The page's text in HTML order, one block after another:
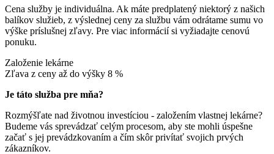
Cena služby je individuálna. Ak máte predplatený niektorý z našich
balíkov služieb, z výslednej ceny za službu vám odrátame sumu vo
výške príslušnej zľavy. Pre viac informácií si vyžiadajte cenovú
ponuku.
Založenie lekárne
Zľava z ceny až do výšky 8 %
Je táto služba pre mňa?
Rozmýšľate nad životnou investíciou - založením vlastnej lekárne?
Budeme vás sprevádzať celým procesom, aby ste mohli úspešne
začať s jej prevádzkovaním a čím skôr privítať svojich prvých
zákazníkov.